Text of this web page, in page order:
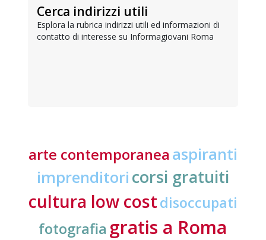
Cerca indirizzi utili
Esplora la rubrica indirizzi utili ed informazioni di
contatto di interesse su Informagiovani Roma
arte contemporanea aspiranti
imprenditori corsi gratuiti
cultura low costdisoccupati
fotografia gratis a Roma